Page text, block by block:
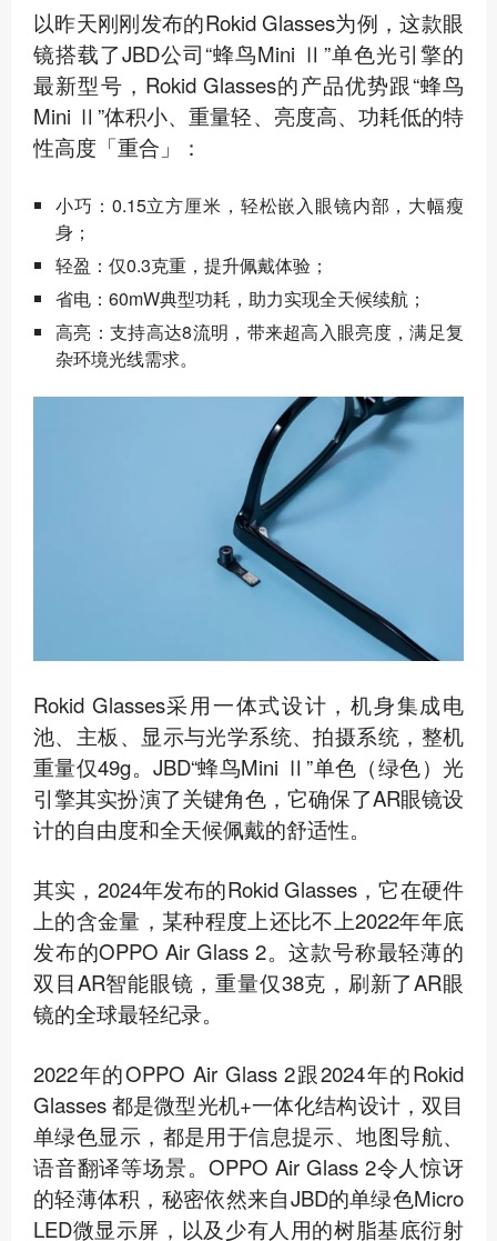
以昨天刚刚发布的Rokid Glasses为例，这款眼
镜搭载了JBD公司“蜂鸟Mini Ⅱ”单色光引擎的
最新型号，Rokid Glasses的产品优势跟“蜂鸟
Mini Ⅱ”体积小、重量轻、亮度高、功耗低的特
性高度「重合」：
小巧：0.15立方厘米，轻松嵌入眼镜内部，大幅瘦
身；
轻盈：仅0.3克重，提升佩戴体验；
省电：60mW典型功耗，助力实现全天候续航；
高亮：支持高达8流明，带来超高入眼亮度，满足复
杂环境光线需求。
Rokid Glasses采用一体式设计，机身集成电
池、主板、显示与光学系统、拍摄系统，整机
重量仅49g。JBD“蜂鸟Mini Ⅱ”单色（绿色）光
引擎其实扮演了关键角色，它确保了AR眼镜设
计的自由度和全天候佩戴的舒适性。
其实，2024年发布的Rokid Glasses，它在硬件
上的含金量，某种程度上还比不上2022年年底
发布的OPPO Air Glass 2。这款号称最轻薄的
双目AR智能眼镜，重量仅38克，刷新了AR眼
镜的全球最轻纪录。
2022年的OPPO Air Glass 2跟2024年的Rokid
Glasses 都是微型光机+一体化结构设计，双目
单绿色显示，都是用于信息提示、地图导航、
语音翻译等场景。OPPO Air Glass 2令人惊讶
的轻薄体积，秘密依然来自JBD的单绿色Micro
LED微显示屏，以及少有人用的树脂基底衍射